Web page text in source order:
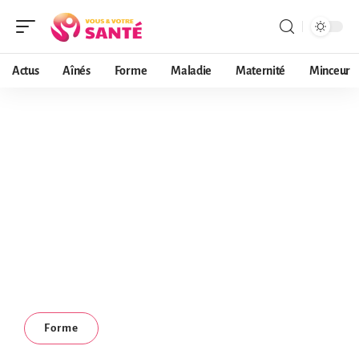
Actus Aînés Forme Maladie Maternité Minceur
Forme